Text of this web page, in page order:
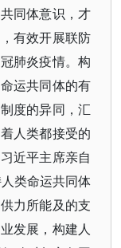
同体意识，才
有效开展联防
肺炎疫情。构
运共同体的有
度的异同，汇
人类都接受的
近平主席亲自
类命运共同体
力所能及的支
发展，构建人